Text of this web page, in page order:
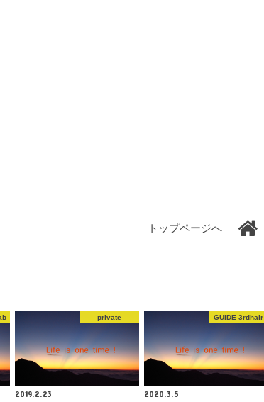
トップページへ
private
2019.2.23
GUIDE 3rdhair
2020.3.5